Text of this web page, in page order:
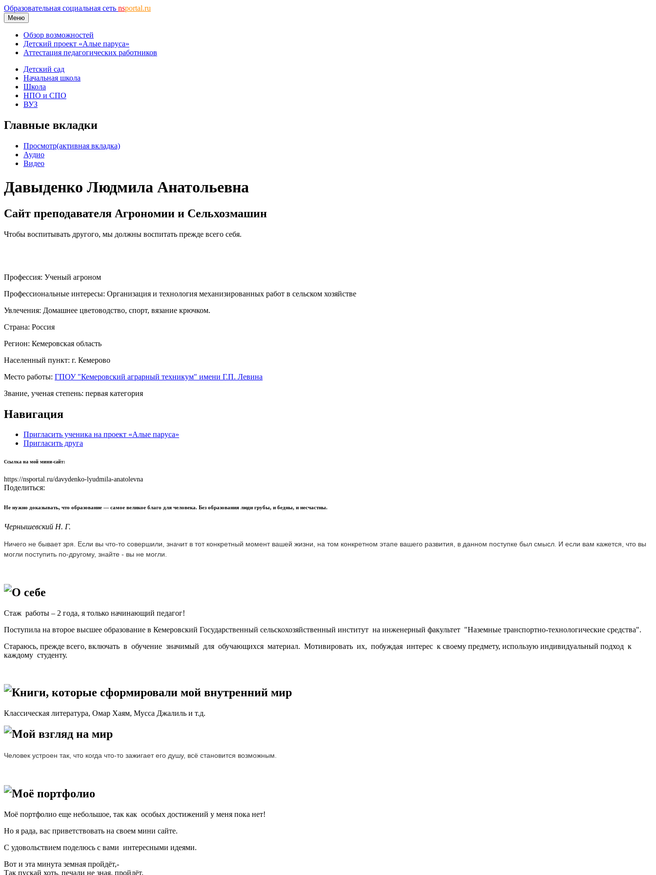
Образовательная социальная сеть nsportal.ru
Меню
Обзор возможностей
Детский проект «Алые паруса»
Аттестация педагогических работников
Детский сад
Начальная школа
Школа
НПО и СПО
ВУЗ
Главные вкладки
Просмотр(активная вкладка)
Аудио
Видео
Давыденко Людмила Анатольевна
Сайт преподавателя Агрономии и Сельхозмашин
Чтобы воспитывать другого, мы должны воспитать прежде всего себя.
Профессия: Ученый агроном
Профессиональные интересы: Организация и технология механизированных работ в сельском хозяйстве
Увлечения: Домашнее цветоводство, спорт, вязание крючком.
Страна: Россия
Регион: Кемеровская область
Населенный пункт: г. Кемерово
Место работы: ГПОУ "Кемеровский аграрный техникум" имени Г.П. Левина
Звание, ученая степень: первая категория
Навигация
Пригласить ученика на проект «Алые паруса»
Пригласить друга
Ссылка на мой мини-сайт:
https://nsportal.ru/davydenko-lyudmila-anatolevna
Поделиться:
Не нужно доказывать, что образование — самое великое благо для человека. Без образования люди грубы, и бедны, и несчастны.
Чернышевский Н. Г.
Ничего не бывает зря. Если вы что-то совершили, значит в тот конкретный момент вашей жизни, на том конкретном этапе вашего развития, в данном поступке был смысл. И если вам кажется, что вы
могли поступить по-другому, знайте - вы не могли.
О себе
Стаж работы – 2 года, я только начинающий педагог!
Поступила на второе высшее образование в Кемеровский Государственный сельскохозяйственный институт на инженерный факультет "Наземные транспортно-технологические средства".
Стараюсь, прежде всего, включать в обучение значимый для обучающихся материал. Мотивировать их, побуждая интерес к своему предмету, использую индивидуальный подход к
каждому студенту.
Книги, которые сформировали мой внутренний мир
Классическая литература, Омар Хаям, Мусса Джалиль и т.д.
Мой взгляд на мир
Человек устроен так, что когда что-то зажигает его душу, всё становится возможным.
Моё портфолио
Моё портфолио еще небольшое, так как особых достижений у меня пока нет!
Но я рада, вас приветствовать на своем мини сайте.
С удовольствием поделюсь с вами интересными идеями.
Вот и эта минута земная пройдёт,-
Так пускай хоть, печали не зная, пройдёт.